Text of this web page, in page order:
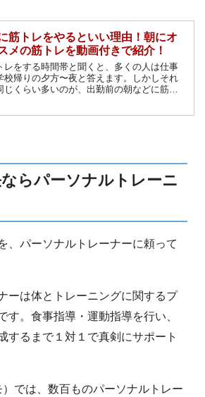
筋トレをやるといい理由！朝にオ
メの筋トレを動画付きで紹介！
レをする時間帯と聞くと、多くの人は仕事
校帰りの夕方〜夜と答えます。しかしそれ
じくらい多いのが、出勤前の朝などに筋ト
らパーソナルトレーニ
、パーソナルトレーナーに頼って
ーは体とトレーニングに関するプ
す。食事指導・運動指導を行い、
するまで１対１で真剣にサポート
では、数百ものパーソナルトレー